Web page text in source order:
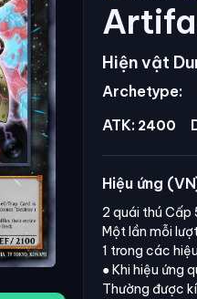
Hiện vật
Archetype:
ATK: 2400
Hiệu ứng
2 quái thú Cấp
Một lần mỗi
1 trong các
● Khi hiệu ứng
Thường được